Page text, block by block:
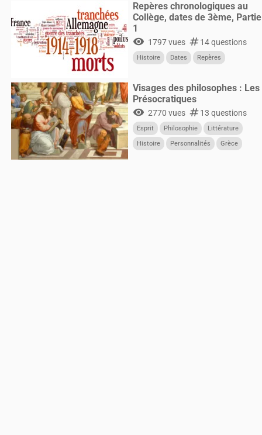
Repères chronologiques au
Collège, dates de 3ème, Partie
1
visibility 1797 vues numbers14 questions
Histoire Dates Repères
Visages des philosophes : Les
Présocratiques
visibility 2770 vues numbers13 questions
Esprit Philosophie
Littérature
Histoire
Personnalités Grèce